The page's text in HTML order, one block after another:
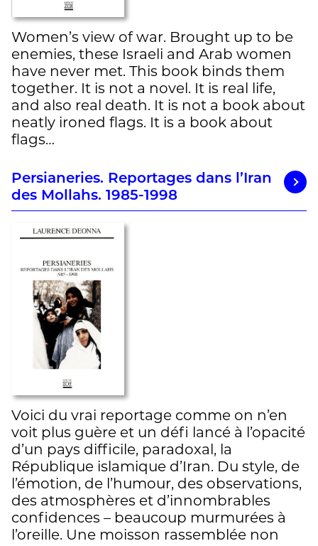
Women’s view of war. Brought up to be
enemies, these Israeli and Arab women
have never met. This book binds them
together. It is not a novel. It is real life,
and also real death. It is not a book about
neatly ironed flags. It is a book about
flags…
Persianeries. Reportages dans l’Iran
des Mollahs. 1985-1998
Voici du vrai reportage comme on n’en
voit plus guère et un défi lancé à l’opacité
d’un pays difficile, paradoxal, la
République islamique d’Iran. Du style, de
l’émotion, de l’humour, des observations,
des atmosphères et d’innombrables
confidences – beaucoup murmurées à
l’oreille. Une moisson rassemblée non